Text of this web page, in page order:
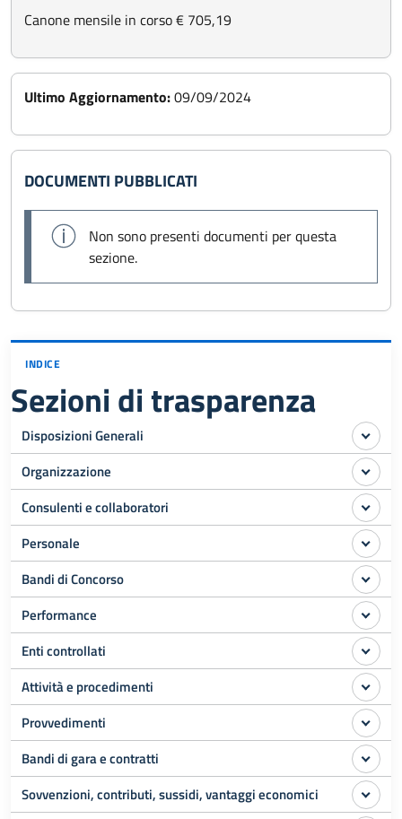
Canone mensile in corso € 705,19
Ultimo Aggiornamento:09/09/2024
DOCUMENTI PUBBLICATI
Non sono presenti documenti per questa
sezione.
INDICE
Sezioni di trasparenza
Disposizioni Generali
Organizzazione
Consulenti e collaboratori
Personale
Bandi di Concorso
Performance
Enti controllati
Attività e procedimenti
Provvedimenti
Bandi di gara e contratti
Sovvenzioni, contributi, sussidi, vantaggi economici